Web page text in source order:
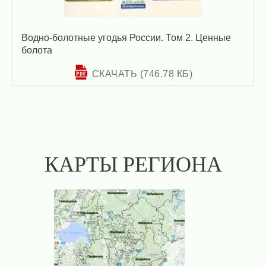
Водно-болотные угодья России. Том 2. Ценные
болота
СКАЧАТЬ (746.78 КБ)
КАРТЫ РЕГИОНА